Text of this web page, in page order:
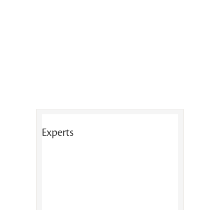
Experts